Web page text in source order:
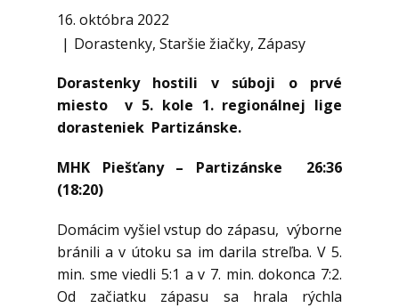
Články
2 % z dane
Sponzori
Zmluvy
16. októbra 2022
Dorastenky, Staršie žiačky, Zápasy
Dorastenky hostili v súboji o prvé
miesto v 5. kole 1. regionálnej lige
dorasteniek Partizánske.
MHK Piešťany – Partizánske 26:36
(18:20)
Domácim vyšiel vstup do zápasu, výborne
bránili a v útoku sa im darila streľba. V 5.
min. sme viedli 5:1 a v 7. min. dokonca 7:2.
Od začiatku zápasu sa hrala rýchla